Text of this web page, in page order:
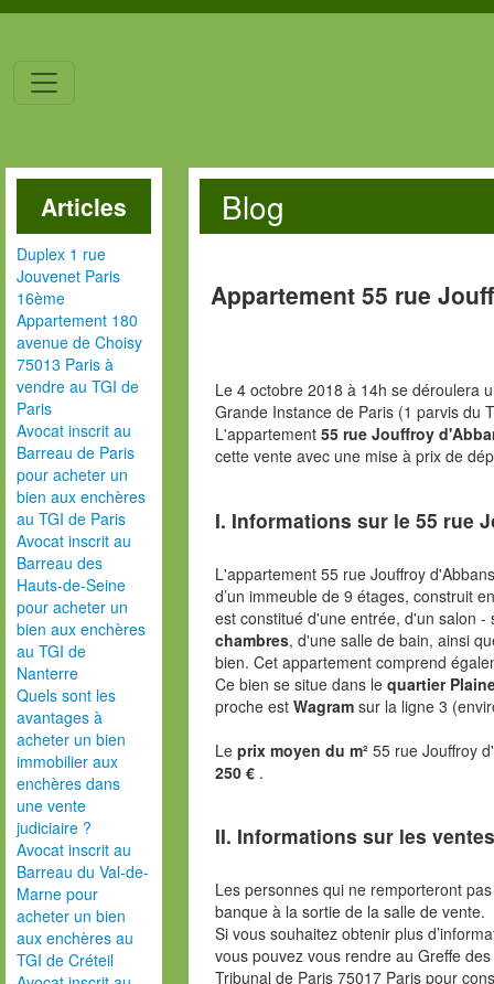
Articles
Duplex 1 rue
Jouvenet Paris
16ème
Appartement 180
avenue de Choisy
75013 Paris à
vendre au TGI de
Paris
Avocat inscrit au
Barreau de Paris
pour acheter un
bien aux enchères
au TGI de Paris
Avocat inscrit au
Barreau des
Hauts-de-Seine
pour acheter un
bien aux enchères
au TGI de
Nanterre
Quels sont les
avantages à
acheter un bien
immobilier aux
enchères dans
une vente
judiciaire ?
Avocat inscrit au
Barreau du Val-de-
Marne pour
acheter un bien
aux enchères au
TGI de Créteil
Blog
Appartement 55 rue
Le 4 octobre 2018 à 14h se déroulera
Grande Instance de Paris (1 parvis du
L'appartement 55 rue Jouffroy
cette vente avec une mise à prix de
I. Informations sur le 55 rue
L'appartement 55 rue Jouffroy
d’un immeuble de 9 étages, construit
est constitué d'une entrée, d'un salon
chambres, d'une salle de bain, ainsi
bien. Cet appartement comprend
Ce bien se situe dans le quartier
proche est Wagram sur la ligne 3
Le prix moyen du m² 55 rue Jouffroy
250 € .
II. Informations sur les
Les personnes qui ne remporteront
banque à la sortie de la salle de vente.
Si vous souhaitez obtenir plus
vous pouvez vous rendre au Greffe
Tribunal de Paris 75017 Paris pour